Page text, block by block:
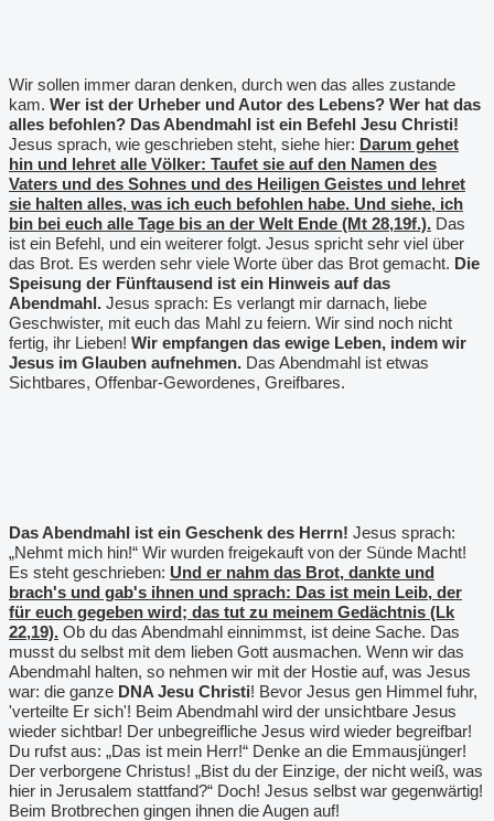
Wir sollen immer daran denken, durch wen das alles zustande
kam. Wer ist der Urheber und Autor des Lebens? Wer hat das
alles befohlen? Das Abendmahl ist ein Befehl Jesu Christi!
Jesus sprach, wie geschrieben steht, siehe hier: Darum gehet
hin und lehret alle Völker: Taufet sie auf den Namen des
Vaters und des Sohnes und des Heiligen Geistes und lehret
sie halten alles, was ich euch befohlen habe. Und siehe, ich
bin bei euch alle Tage bis an der Welt Ende (Mt 28,19f.). Das
ist ein Befehl, und ein weiterer folgt. Jesus spricht sehr viel über
das Brot. Es werden sehr viele Worte über das Brot gemacht. Die
Speisung der Fünftausend ist ein Hinweis auf das
Abendmahl. Jesus sprach: Es verlangt mir darnach, liebe
Geschwister, mit euch das Mahl zu feiern. Wir sind noch nicht
fertig, ihr Lieben! Wir empfangen das ewige Leben, indem wir
Jesus im Glauben aufnehmen. Das Abendmahl ist etwas
Sichtbares, Offenbar-Gewordenes, Greifbares.
Das Abendmahl ist ein Geschenk des Herrn! Jesus sprach:
„Nehmt mich hin!“ Wir wurden freigekauft von der Sünde Macht!
Es steht geschrieben: Und er nahm das Brot, dankte und
brach's und gab's ihnen und sprach: Das ist mein Leib, der
für euch gegeben wird; das tut zu meinem Gedächtnis (Lk
22,19). Ob du das Abendmahl einnimmst, ist deine Sache. Das
musst du selbst mit dem lieben Gott ausmachen. Wenn wir das
Abendmahl halten, so nehmen wir mit der Hostie auf, was Jesus
war: die ganze DNA Jesu Christi! Bevor Jesus gen Himmel fuhr,
'verteilte Er sich'! Beim Abendmahl wird der unsichtbare Jesus
wieder sichtbar! Der unbegreifliche Jesus wird wieder begreifbar!
Du rufst aus: „Das ist mein Herr!“ Denke an die Emmausjünger!
Der verborgene Christus! „Bist du der Einzige, der nicht weiß, was
hier in Jerusalem stattfand?“ Doch! Jesus selbst war gegenwärtig!
Beim Brotbrechen gingen ihnen die Augen auf!